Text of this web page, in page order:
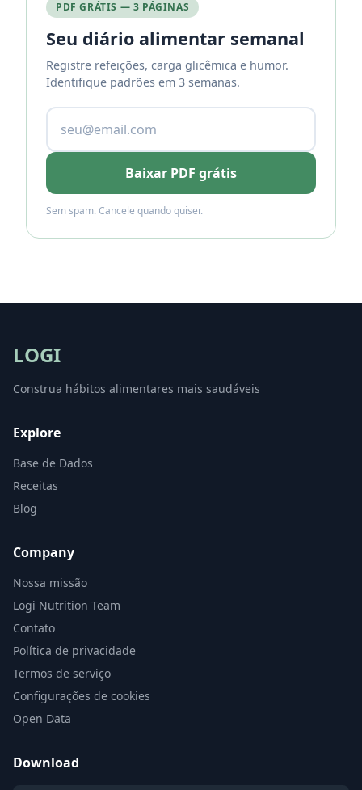
PDF GRÁTIS — 3 PÁGINAS
Seu diário alimentar semanal
Registre refeições, carga glicêmica e humor.
Identifique padrões em 3 semanas.
Baixar PDF grátis
Sem spam. Cancele quando quiser.
LOGI
Construa hábitos alimentares mais saudáveis
Explore
Base de Dados
Receitas
Blog
Company
Nossa missão
Logi Nutrition Team
Contato
Política de privacidade
Termos de serviço
Configurações de cookies
Open Data
Download